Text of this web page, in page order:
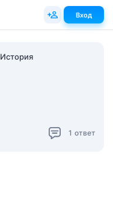
История
1 ответ
Вход